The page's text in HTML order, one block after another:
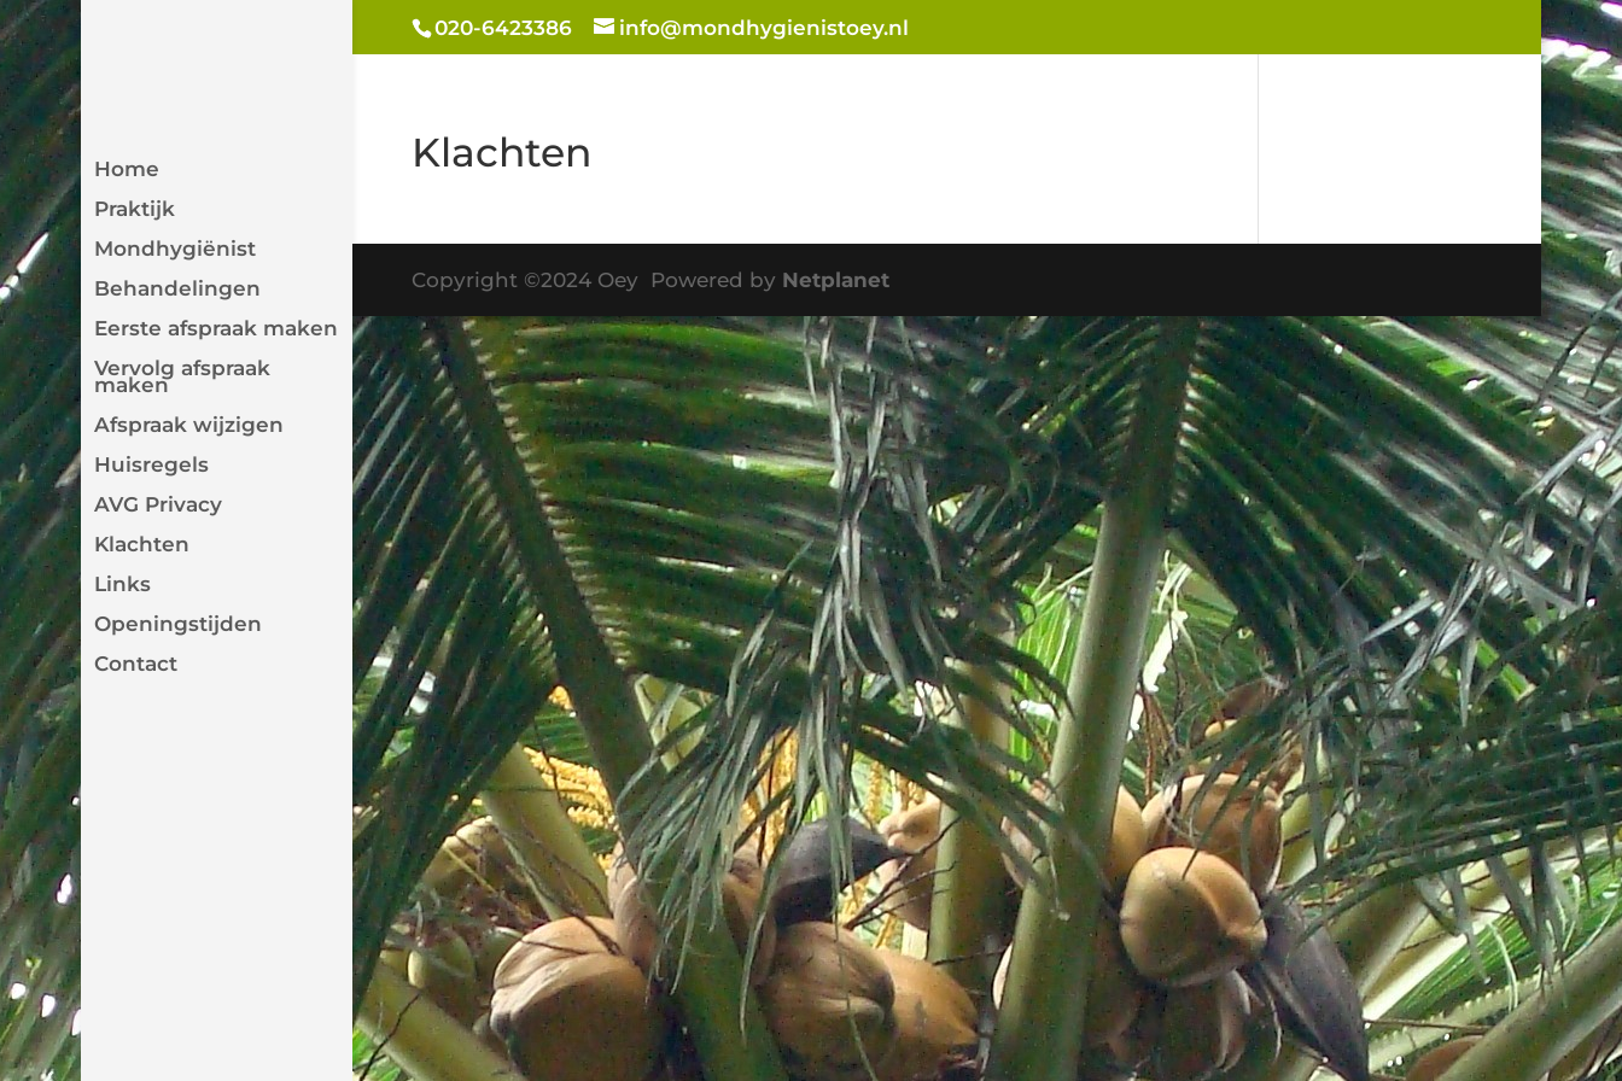
020-6423386 info@mondhygienistoey.nl
Home
Praktijk
Mondhygiënist
Behandelingen
Eerste afspraak maken
Vervolg afspraak
maken
Afspraak wijzigen
Huisregels
AVG Privacy
Klachten
Links
Openingstijden
Contact
Klachten
Copyright ©2024 Oey Powered by Netplanet